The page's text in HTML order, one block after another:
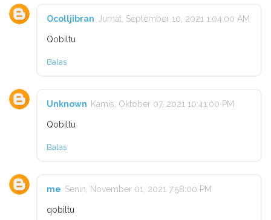
Ocolljibran Jumat, September 10, 2021 1:04:00 AM
Qobiltu
Balas
Unknown Kamis, Oktober 07, 2021 10:41:00 PM
Qobiltu
Balas
me Senin, November 01, 2021 7:58:00 PM
qobiltu